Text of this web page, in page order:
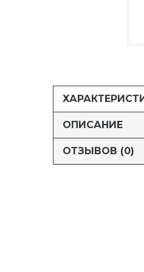
ОПИСАНИЕ
ОТЗЫВОВ (0)